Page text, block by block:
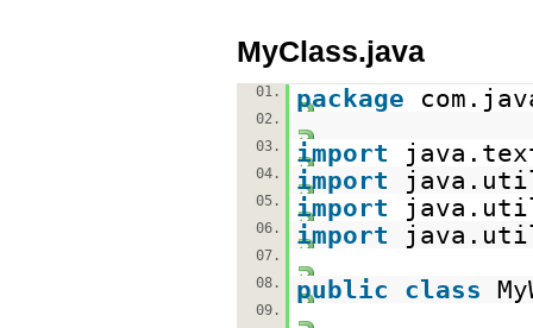
MyClass.java
01. package
02.
03.
import
04. import
05. import
06. import
07.
08.
public class
09.